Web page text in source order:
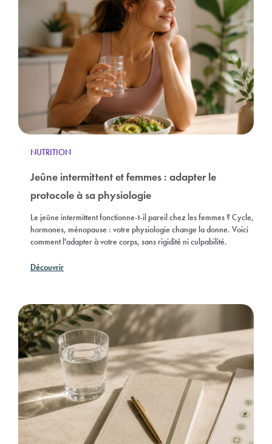
NUTRITION
Jeûne intermittent et femmes : adapter le
protocole à sa physiologie
Le jeûne intermittent fonctionne-t-il pareil chez les femmes ? Cycle,
hormones, ménopause : votre physiologie change la donne. Voici
comment l'adapter à votre corps, sans rigidité ni culpabilité.
Découvrir